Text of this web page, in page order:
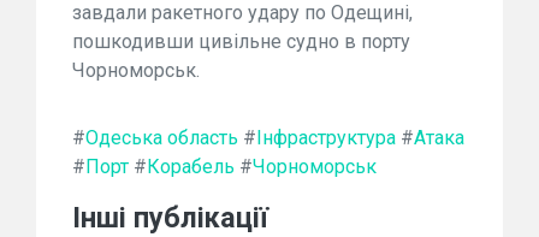
завдали ракетного удару по Одещині,
пошкодивши цивільне судно в порту
Чорноморськ.
#Одеська область # Інфраструктура #Атака
# Порт # Корабель #Чорноморськ
Інші публікації